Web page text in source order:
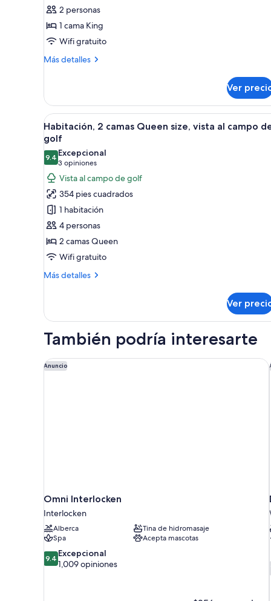
cama
King
size,
con
personas
discapacitadas,
tina
2 personas
1 cama King
Wifi gratuito
Más detalles
Más
1
cama
King
size,
con
acceso
para
personas
discapacitadas,
tina
Ver
Abrir
todas
las
fotos
de
Habitación,
2
camas
Queen
size,
vista
al
golf
Habitación de hotel con una
6
Habitación, 2 camas Queen size, vista al campo
golf
9.49.4 de 10
Excepcional
3 opiniones
(3
opiniones)
Vista al campo de golf
354 pies cuadrados
1 habitación
4 personas
2 camas Queen
Wifi gratuito
Más detalles
Más
2
Queen
vista
al
Ver
También podría interesarte
Anuncio
Omni Interlocken
Interlocken
Alberca
Tina de hidromasaje
Spa
Acepta mascotas
9.4
de
9.4 Excepcional
1,009 opiniones
Omni Interlocken